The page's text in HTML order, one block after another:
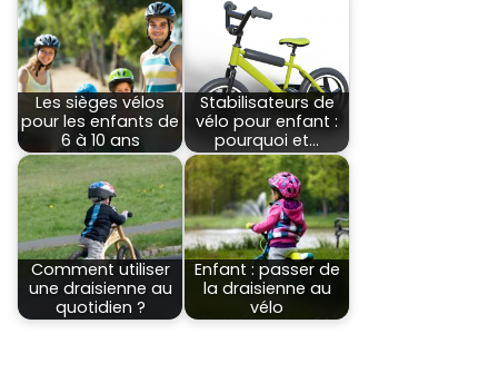
Les sièges vélos
pour les enfants de
6 à 10 ans
Stabilisateurs de
vélo pour enfant :
pourquoi et…
Comment utiliser
une draisienne au
quotidien ?
Enfant : passer de
la draisienne au
vélo